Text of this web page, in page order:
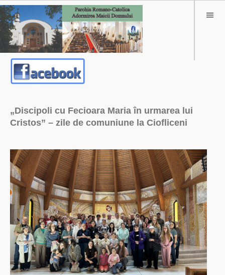
„Discipoli cu Fecioara Maria în urmarea lui
Cristos” – zile de comuniune la Ciofliceni